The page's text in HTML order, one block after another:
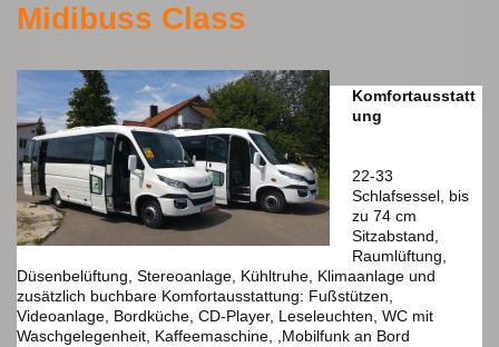
Midibuss Class
Komfortausstatt
ung
22-33
Schlafsessel, bis
zu 74 cm
Sitzabstand,
Raumlüftung,
Düsenbelüftung, Stereoanlage, Kühltruhe, Klimaanlage und
zusätzlich buchbare Komfortausstattung: Fußstützen,
Videoanlage, Bordküche, CD-Player, Leseleuchten, WC mit
Waschgelegenheit, Kaffeemaschine, ,Mobilfunk an Bord